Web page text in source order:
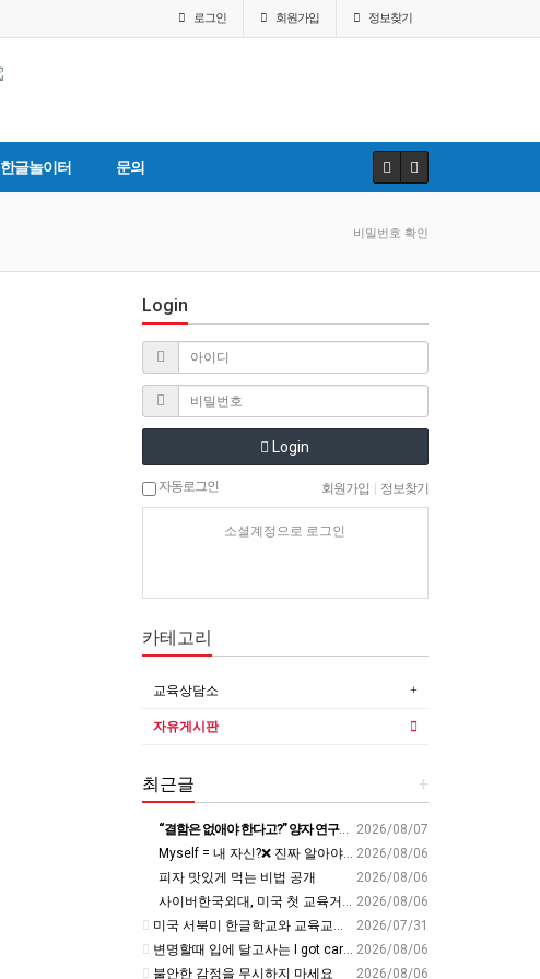
로그인 회원가입 정보찾기
한글놀이터 문의
비밀번호 확인
Login
Login
자동로그인 회원가입 정보찾기
소셜계정으로 로그인
카테고리
교육상담소
자유게시판
+
최근글
2026/08/07
“결함은 없애야 한다고?” 양자 연구자가 밝힌 신비: 없애려던 흠이 무기가 되는 방법 | 이정현 KIST 양자기술연구단 선임연구원 | 양자 컴퓨터 인생 | 세바시 2121회
2026/08/06
Myself = 내 자신?❌ 진짜 알아야 할 뜻????
2026/08/06
피자 맛있게 먹는 비법 공개
2026/08/06
사이버한국외대, 미국 첫 교육거점 구축…뉴욕에 미주글로벌센터 개소 - 재외동포신문
2026/07/31
미국 서북미 한글학교와 교육교류 첫 물꼬 - 사회적경제뉴스
2026/08/06
변명할때 입에 달고사는 I got carried away????????
2026/08/06
불안한 감정을 무시하지 마세요